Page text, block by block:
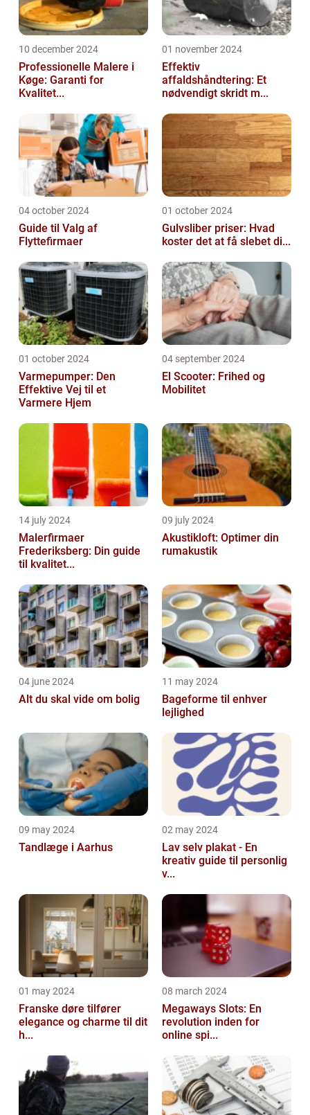
10 december 2024
Professionelle Malere i
Køge: Garanti for
Kvalitet...
01 november 2024
Effektiv
affaldshåndtering: Et
nødvendigt skridt m...
04 october 2024
Guide til Valg af
Flyttefirmaer
01 october 2024
Gulvsliber priser: Hvad
koster det at få slebet di...
01 october 2024
Varmepumper: Den
Effektive Vej til et
Varmere Hjem
04 september 2024
El Scooter: Frihed og
Mobilitet
14 july 2024
Malerfirmaer
Frederiksberg: Din guide
til kvalitet...
09 july 2024
Akustikloft: Optimer din
rumakustik
04 june 2024
Alt du skal vide om bolig
11 may 2024
Bageforme til enhver
lejlighed
09 may 2024
Tandlæge i Aarhus
02 may 2024
Lav selv plakat - En
kreativ guide til personlig
v...
01 may 2024
Franske døre tilfører
elegance og charme til dit
h...
08 march 2024
Megaways Slots: En
revolution inden for
online spi...